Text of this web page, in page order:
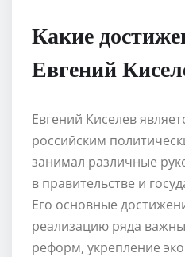
Какие
Евгений
Евгений Киселев
российским
занимал различные
в правительстве и
Его основные
реализацию ряда
реформ, укрепление